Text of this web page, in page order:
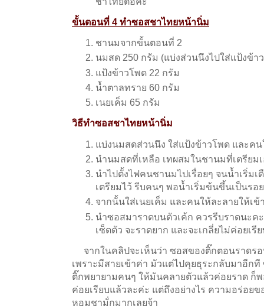
ขั้นตอนที่ 4 ทำซอสชาไทยหน้านิ่ม
ชานมจากขั้นตอนที่ 2
นมสด 250 กรัม (แบ่งส่วนนึงไปใส่แป้งข้า
แป้งข้าวโพด 22 กรัม
น้ำตาลทราย 60 กรัม
เนยเค็ม 65 กรัม
วิธีทำซอสชาไทยหน้านิ่ม
แบ่งนมสดส่วนนึง ใส่แป้งข้าวโพด และคน
นำนมสดที่เหลือ เทผสมในชานมที่เตรียม
นำไปตั้งไฟคนชานมไปเรื่อยๆ จนน้ำเริ่ม
เตรียมไว้ รีบคนๆ พอน้ำเริ่มข้นขึ้นเป็นรอ
จากนั้นใส่เนยเค็ม และคนให้ละลายให้เข้
นำซอสมาราดบนตัวเค้ก ควรรีบราดนะ
เซ็ตตัว จะราดยาก และจะเกลี่ยไม่ค่อยเรี
จากในคลิปจะเห็นว่า ซอสของติ๊กตอนราดรอ
เพราะมีสายเข้าค่า มัวแต่ไปคุยธุระกลับมาอีก
ติ๊กพยายามคนๆ ให้มันคลายตัวแล้วค่อยราด ก็
ค่อยเรียบแล้วละค่ะ แต่ถึงอย่างไร ความอร่อย
หอมชามั่กมากเลยจ้า